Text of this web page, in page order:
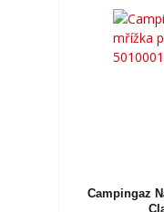
Campingaz